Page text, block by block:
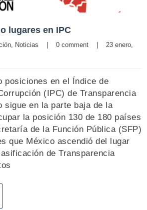
lugares en IPC
Noticias | 0 comment |
23 enero,
posiciones en el Índice de
(IPC) de Transparencia
sigue en la parte baja de la
la posición 130 de 180 países
de la Función Pública (SFP)
que México ascendió del lugar
de Transparencia